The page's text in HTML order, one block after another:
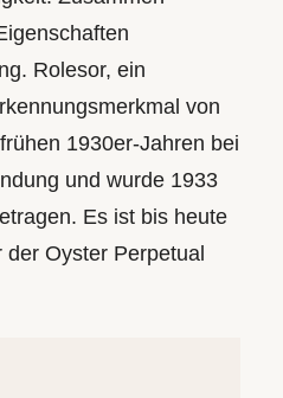
Rolesor, ein
von
1930er-Jahren bei
und wurde 1933
Es ist bis heute
Oyster Perpetual